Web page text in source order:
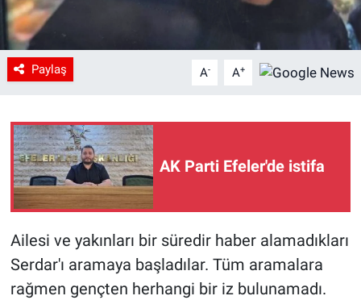
Paylaş A- A+
AK Parti Efeler'de istifa
Ailesi ve yakınları bir süredir haber alamadıkları
Serdar'ı aramaya başladılar. Tüm aramalara
rağmen gençten herhangi bir iz bulunamadı.